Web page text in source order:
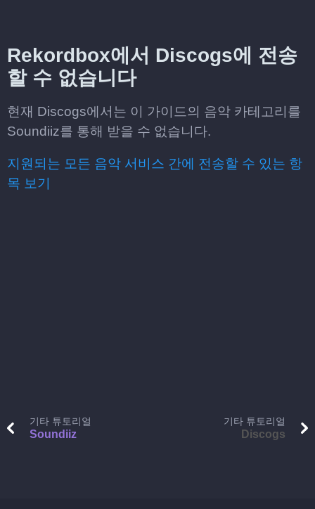
Rekordbox에서 Discogs에 전송
할 수 없습니다
현재 Discogs에서는 이 가이드의 음악 카테고리를
Soundiiz를 통해 받을 수 없습니다.
지원되는 모든 음악 서비스 간에 전송할 수 있는 항
목 보기
기타 튜토리얼
Soundiiz
기타 튜토리얼
Discogs